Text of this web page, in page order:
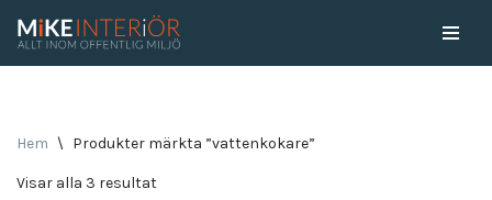
Hem \ Produkter märkta ”vattenkokare”
Visar alla 3 resultat